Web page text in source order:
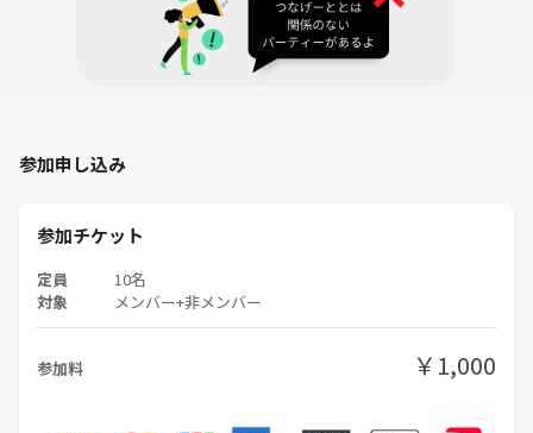
参加申し込み
参加チケット
定員 10名
対象 メンバー+非メンバー
参加料 ￥1,000